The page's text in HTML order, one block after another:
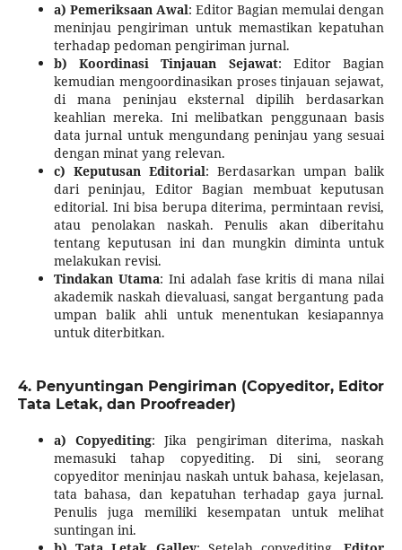
a) Pemeriksaan Awal: Editor Bagian memulai dengan
meninjau pengiriman untuk memastikan kepatuhan
terhadap pedoman pengiriman jurnal.
b) Koordinasi Tinjauan Sejawat: Editor Bagian
kemudian mengoordinasikan proses tinjauan sejawat,
di mana peninjau eksternal dipilih berdasarkan
keahlian mereka. Ini melibatkan penggunaan basis
data jurnal untuk mengundang peninjau yang sesuai
dengan minat yang relevan.
c) Keputusan Editorial: Berdasarkan umpan balik
dari peninjau, Editor Bagian membuat keputusan
editorial. Ini bisa berupa diterima, permintaan revisi,
atau penolakan naskah. Penulis akan diberitahu
tentang keputusan ini dan mungkin diminta untuk
melakukan revisi.
Tindakan Utama: Ini adalah fase kritis di mana nilai
akademik naskah dievaluasi, sangat bergantung pada
umpan balik ahli untuk menentukan kesiapannya
untuk diterbitkan.
4. Penyuntingan Pengiriman (Copyeditor, Editor
Tata Letak, dan Proofreader)
a) Copyediting: Jika pengiriman diterima, naskah
memasuki tahap copyediting. Di sini, seorang
copyeditor meninjau naskah untuk bahasa, kejelasan,
tata bahasa, dan kepatuhan terhadap gaya jurnal.
Penulis juga memiliki kesempatan untuk melihat
suntingan ini.